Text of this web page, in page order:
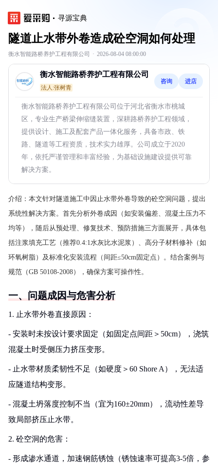
寻源宝典
隧道止水带外卷造成砼空洞如何处理
衡水智能路桥养护工程有限公司 · 2026-08-04 08:00:00
衡水智能路桥养护工程有限公司
法人:张树青
咨询 进店
衡水智能路桥养护工程有限公司位于河北省衡水市桃城
区，专业生产桥梁伸缩缝装置，深耕路桥养护工程领域，
提供设计、施工及配套产品一体化服务，具备市政、铁
路、隧道等工程资质，技术实力雄厚。公司成立于2020
年，依托严谨管理和丰富经验，为基础设施建设提供可靠
解决方案。
介绍： 本文针对隧道施工中因止水带外卷导致的砼空洞问题，提出
系统性解决方案。首先分析外卷成因（如安装偏差、混凝土压力不
均等），随后从预处理、修复技术、预防措施三方面展开，具体包
括注浆填充工艺（推荐0.4:1水灰比水泥浆）、高分子材料修补（如
环氧树脂）及标准化安装流程（间距≤50cm固定点）。结合案例与
规范（GB 50108-2008），确保方案可操作性。
一、问题成因与危害分析
1. 止水带外卷直接原因：
- 安装时未按设计要求固定（如固定点间距＞50cm），浇筑
混凝土时受侧压力挤压变形。
- 止水带材质柔韧性不足（如硬度＞60 Shore A），无法适
应隧道结构变形。
- 混凝土坍落度控制不当（宜为160±20mm），流动性差导
致局部挤压止水带。
2. 砼空洞的危害：
- 形成渗水通道，加速钢筋锈蚀（锈蚀速率可提高3-5倍，参